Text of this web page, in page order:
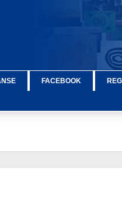
FACEBOOK